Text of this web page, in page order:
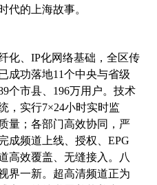
代的上海故事。
化、IP化网络基础，全区传
成功落地11个中央与省级
个市县、196万用户。技术
，实行7×24小时实时监
量；各部门高效协同，严
成频道上线、授权、EPG
高效覆盖、无缝接入。八
界一新。超高清频道正为